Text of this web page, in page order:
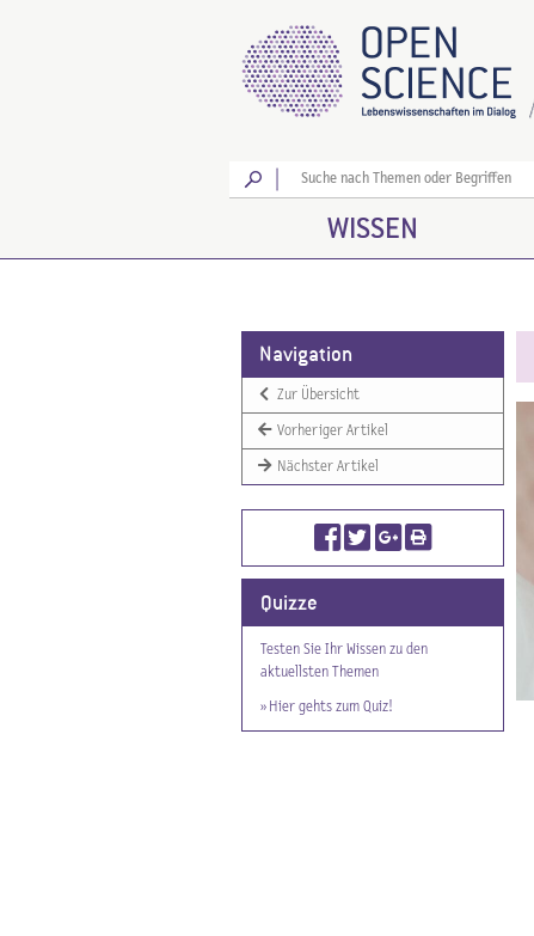
Los
WISSEN
Navigation
Zur Übersicht
Vorheriger Artikel
Nächster Artikel
Quizze
Testen Sie Ihr Wissen zu den
aktuellsten Themen
» Hier gehts zum Quiz!